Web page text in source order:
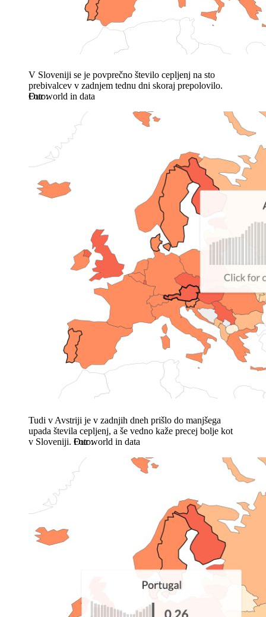
V Sloveniji se je povprečno število cepljenj na sto
prebivalcev v zadnjem tednu dni skoraj prepolovilo.
Our world in data
Tudi v Avstriji je v zadnjih dneh prišlo do manjšega
upada števila cepljenj, a še vedno kaže precej bolje kot
v Sloveniji. Our world in data